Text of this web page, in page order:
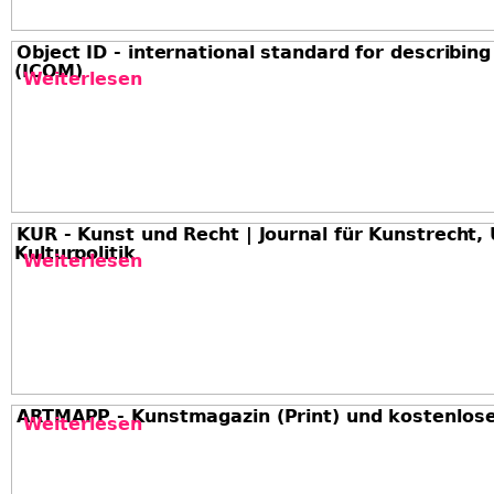
Object ID - international standard for
(ICOM)
Weiterlesenüber Object ID - international
KUR - Kunst und Recht | Journal für Kunstrecht,
Kulturpolitik
Weiterlesenüber KUR - Kunst und Recht |
ARTMAPP - Kunstmagazin (Print) und
Weiterlesenüber ARTMAPP - Kunstmagazin